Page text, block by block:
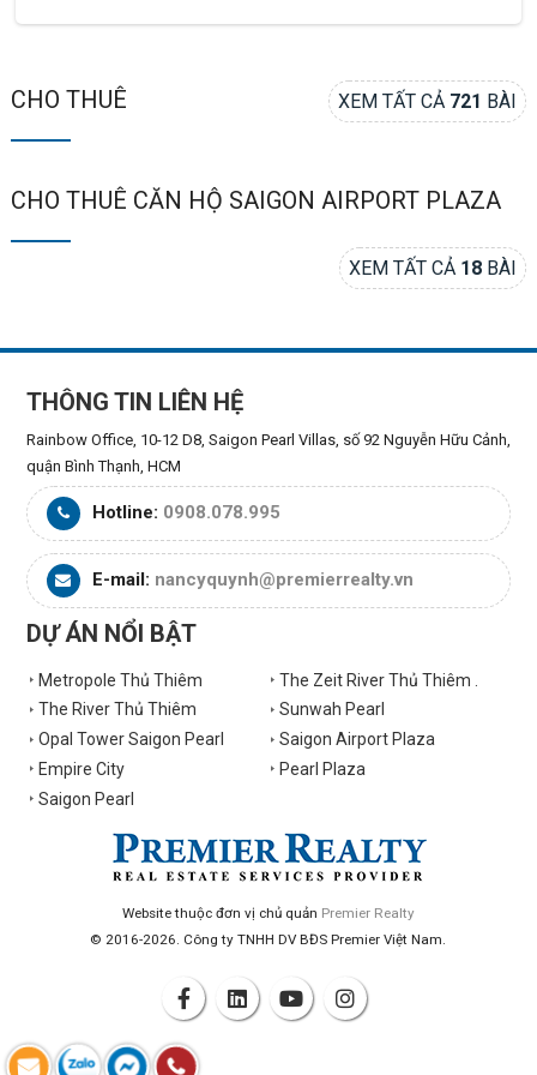
CHO THUÊ XEM TẤT CẢ 721 BÀI
CHO THUÊ CĂN HỘ SAIGON AIRPORT PLAZA
XEM TẤT CẢ 18 BÀI
THÔNG TIN LIÊN HỆ
Rainbow Office, 10-12 D8, Saigon Pearl Villas, số 92 Nguyễn Hữu Cảnh,
quận Bình Thạnh, HCM
Hotline: 0908.078.995
E-mail: nancyquynh@premierrealty.vn
DỰ ÁN NỔI BẬT
Metropole Thủ Thiêm
The Zeit River Thủ Thiêm .
The River Thủ Thiêm
Sunwah Pearl
Opal Tower Saigon Pearl
Saigon Airport Plaza
Empire City
Pearl Plaza
Saigon Pearl
Website thuộc đơn vị chủ quản Premier Realty
© 2016-2026. Công ty TNHH DV BĐS Premier Việt Nam.